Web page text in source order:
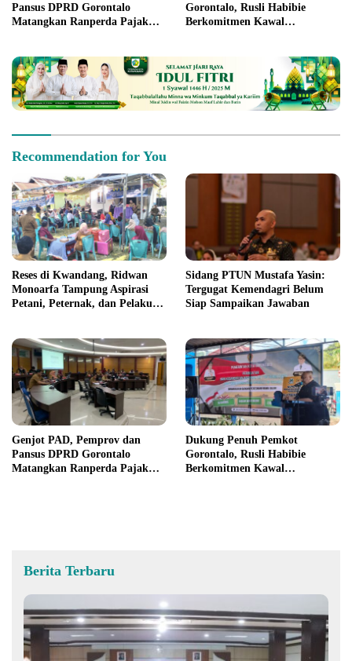
Pansus DPRD Gorontalo
Matangkan Ranperda Pajak
Gorontalo, Rusli Habibie
Berkomitmen Kawal
Recommendation for You
Reses di Kwandang, Ridwan
Monoarfa Tampung Aspirasi
Petani, Peternak, dan Pelaku
Sidang PTUN Mustafa Yasin:
Tergugat Kemendagri Belum
Siap Sampaikan Jawaban
Genjot PAD, Pemprov dan
Pansus DPRD Gorontalo
Matangkan Ranperda Pajak
Dukung Penuh Pemkot
Gorontalo, Rusli Habibie
Berkomitmen Kawal
Berita Terbaru